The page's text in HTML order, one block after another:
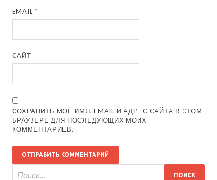
EMAIL*
САЙТ
СОХРАНИТЬ МОЁ ИМЯ, EMAIL И АДРЕС САЙТА В ЭТОМ
БРАУЗЕРЕ ДЛЯ ПОСЛЕДУЮЩИХ МОИХ
КОММЕНТАРИЕВ.